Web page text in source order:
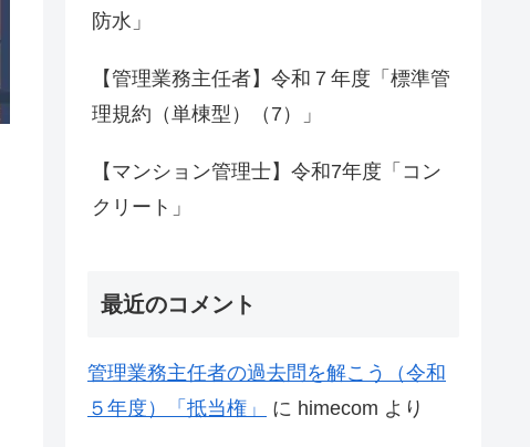
防水」
【管理業務主任者】令和７年度「標準管
理規約（単棟型）（7）」
【マンション管理士】令和7年度「コン
クリート」
最近のコメント
管理業務主任者の過去問を解こう（令和
５年度）「抵当権」
に himecom より